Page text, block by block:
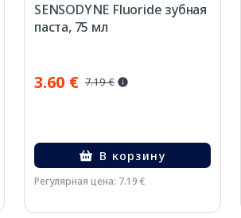
SENSODYNE Fluoride зубная
паста, 75 мл
3.60 € 7.19 €
В корзину
Регулярная цена: 7.19 €